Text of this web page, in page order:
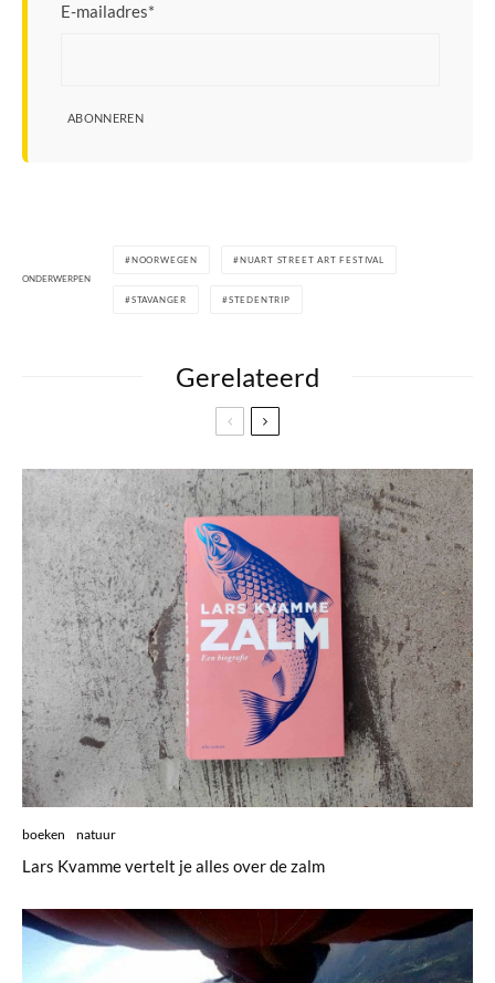
E-mailadres*
ABONNEREN
ONDERWERPEN
NOORWEGEN NUART STREET ART FESTIVAL
STAVANGER STEDENTRIP
Gerelateerd
boeken natuur
Lars Kvamme vertelt je alles over de zalm